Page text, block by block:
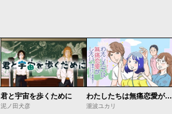
君と宇宙を歩くために
泥ノ田犬彦
わたしたちは無痛恋愛がしたい 〜鍵垢女子と星屑男子とフェミおじさん〜
瀧波ユカリ